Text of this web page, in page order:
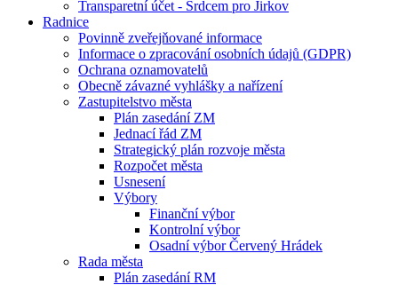
Transparetní účet - Srdcem pro Jirkov
Radnice
Povinně zveřejňované informace
Informace o zpracování osobních údajů (GDPR)
Ochrana oznamovatelů
Obecně závazné vyhlášky a nařízení
Zastupitelstvo města
Plán zasedání ZM
Jednací řád ZM
Strategický plán rozvoje města
Rozpočet města
Usnesení
Výbory
Finanční výbor
Kontrolní výbor
Osadní výbor Červený Hrádek
Rada města
Plán zasedání RM